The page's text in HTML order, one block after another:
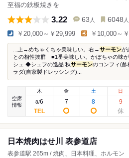
至福の鉄板焼きを
3.22 63 人 6048 人
￥20,000～￥29,999 ￥10,000～
...上→めちゃくちゃ美味しい。右→サーモンが
との相性抜群 ■1番美味しい。かぼちゃの味
シェ ◆シェフの逸品 秋サーモンのコンフィ(
ラダ(自家製ドレッシング)...
空席
情報
木
8/6
金
7
土
8
日
9
日本焼肉はせ川 表参道店
表参道駅 265m / 焼肉、日本料理、ホルモン